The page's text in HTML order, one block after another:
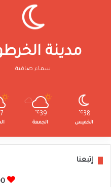
مدينة
سماء صافية
38
℃
الخميس
39
℃
الجمعة
إتبعنا